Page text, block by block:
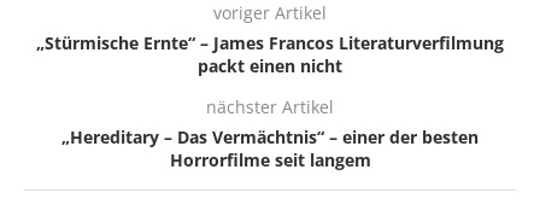
voriger Artikel
„Stürmische Ernte“ – James Francos Literaturverfilmung
packt einen nicht
nächster Artikel
„Hereditary – Das Vermächtnis“ – einer der besten
Horrorfilme seit langem